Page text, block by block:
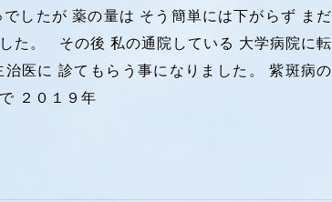
でしたが 薬の量は そう簡単には下がらず まだ
た。 その後 私の通院している 大学病院に転
治医に 診てもらう事になりました。 紫斑病の
２０１９年